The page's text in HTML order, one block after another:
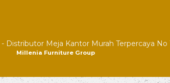
- Distributor Meja Kantor Murah Terpercaya No
Millenia Furniture Group